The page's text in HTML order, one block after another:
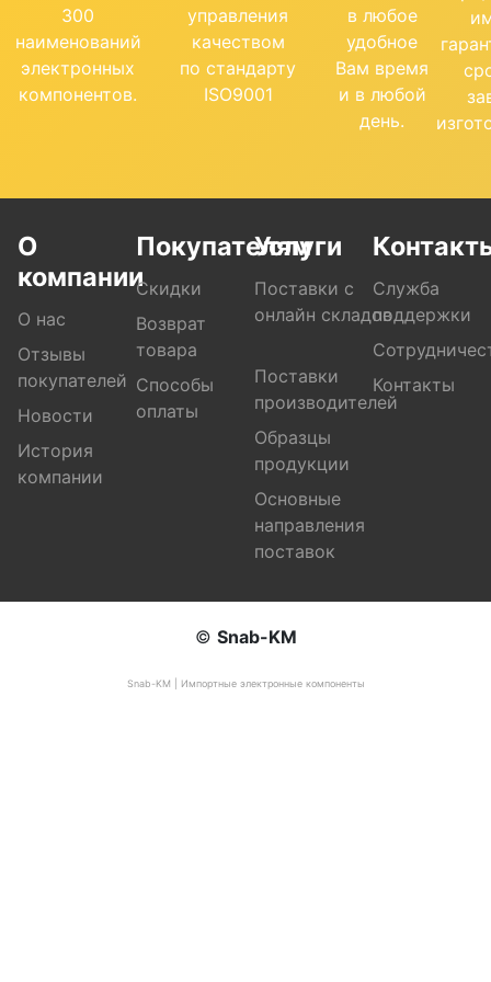
300
наименований
электронных
компонентов.
управления
качеством
по стандарту
ISO9001
в любое
удобное
Вам время
и в любой
день.
О
компании
О нас
Отзывы
покупателей
Новости
История
компании
Покупателям
Скидки
Возврат
товара
Способы
оплаты
Услуги
Поставки с
онлайн складов
Поставки
производителей
Образцы
продукции
Основные
направления
поставок
Служба
поддержки
Контакты
© Snab-KM
Snab-KM | Импортные электронные компоненты